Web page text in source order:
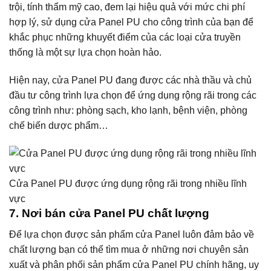
trội, tính thẩm mỹ cao, đem lại hiệu quả với mức chi phí
hợp lý, sử dụng cửa Panel PU cho công trình của bạn để
khắc phục những khuyết điểm của các loại cửa truyền
thống là một sự lựa chọn hoàn hảo.
Hiện nay, cửa Panel PU đang được các nhà thầu và chủ
đầu tư công trình lựa chọn để ứng dụng rộng rãi trong các
công trình như: phòng sạch, kho lạnh, bệnh viện, phòng
chế biến dược phẩm…
Cửa Panel PU được ứng dụng rộng rãi trong nhiều lĩnh
vực
7. Nơi bán cửa Panel PU chất lượng
Để lựa chọn được sản phẩm cửa Panel luôn đảm bảo về
chất lượng bạn có thể tìm mua ở những nơi chuyên sản
xuất và phân phối sản phẩm cửa Panel PU chính hãng, uy